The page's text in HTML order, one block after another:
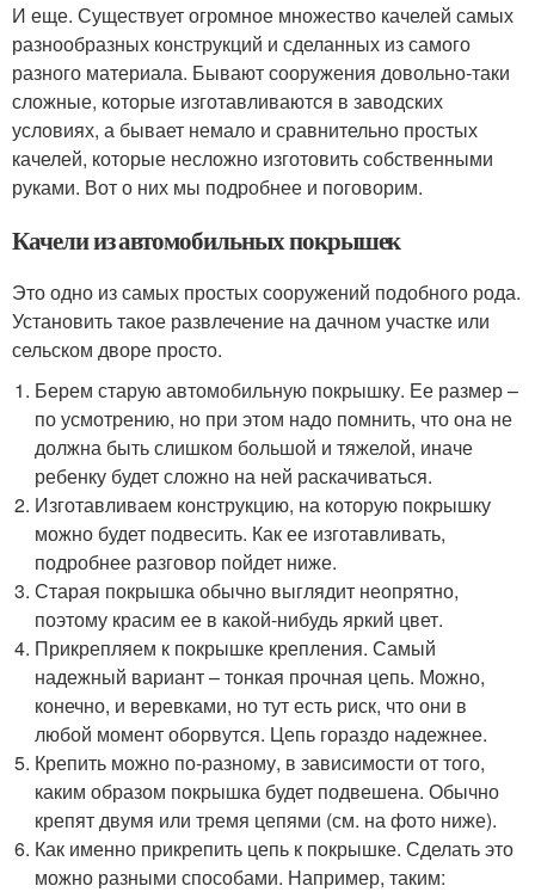
И еще. Существует огромное множество качелей самых
разнообразных конструкций и сделанных из самого
разного материала. Бывают сооружения довольно-таки
сложные, которые изготавливаются в заводских
условиях, а бывает немало и сравнительно простых
качелей, которые несложно изготовить собственными
руками. Вот о них мы подробнее и поговорим.
Качели из автомобильных покрышек
Это одно из самых простых сооружений подобного рода.
Установить такое развлечение на дачном участке или
сельском дворе просто.
Берем старую автомобильную покрышку. Ее размер –
по усмотрению, но при этом надо помнить, что она не
должна быть слишком большой и тяжелой, иначе
ребенку будет сложно на ней раскачиваться.
Изготавливаем конструкцию, на которую покрышку
можно будет подвесить. Как ее изготавливать,
подробнее разговор пойдет ниже.
Старая покрышка обычно выглядит неопрятно,
поэтому красим ее в какой-нибудь яркий цвет.
Прикрепляем к покрышке крепления. Самый
надежный вариант – тонкая прочная цепь. Можно,
конечно, и веревками, но тут есть риск, что они в
любой момент оборвутся. Цепь гораздо надежнее.
Крепить можно по-разному, в зависимости от того,
каким образом покрышка будет подвешена. Обычно
крепят двумя или тремя цепями (см. на фото ниже).
Как именно прикрепить цепь к покрышке. Сделать это
можно разными способами. Например, таким: